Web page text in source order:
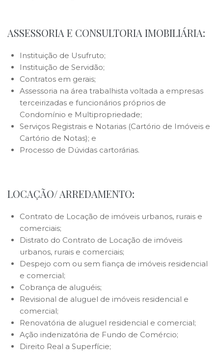
ASSESSORIA E CONSULTORIA IMOBILIÁRIA:
Instituição de Usufruto;
Instituição de Servidão;
Contratos em gerais;
Assessoria na área trabalhista voltada a empresas
terceirizadas e funcionários próprios de
Condomínio e Multipropriedade;
Serviços Registrais e Notarias (Cartório de Imóveis e
Cartório de Notas); e
Processo de Dúvidas cartorárias.
LOCAÇÃO/ ARREDAMENTO:
Contrato de Locação de imóveis urbanos, rurais e
comerciais;
Distrato do Contrato de Locação de imóveis
urbanos, rurais e comerciais;
Despejo com ou sem fiança de imóveis residencial
e comercial;
Cobrança de aluguéis;
Revisional de aluguel de imóveis residencial e
comercial;
Renovatória de aluguel residencial e comercial;
Ação indenizatória de Fundo de Comércio;
Direito Real a Superfície;